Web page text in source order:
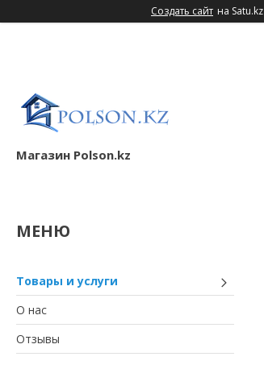
Создать сайт на Satu.kz
Магазин Polson.kz
Товары и услуги
О нас
Отзывы